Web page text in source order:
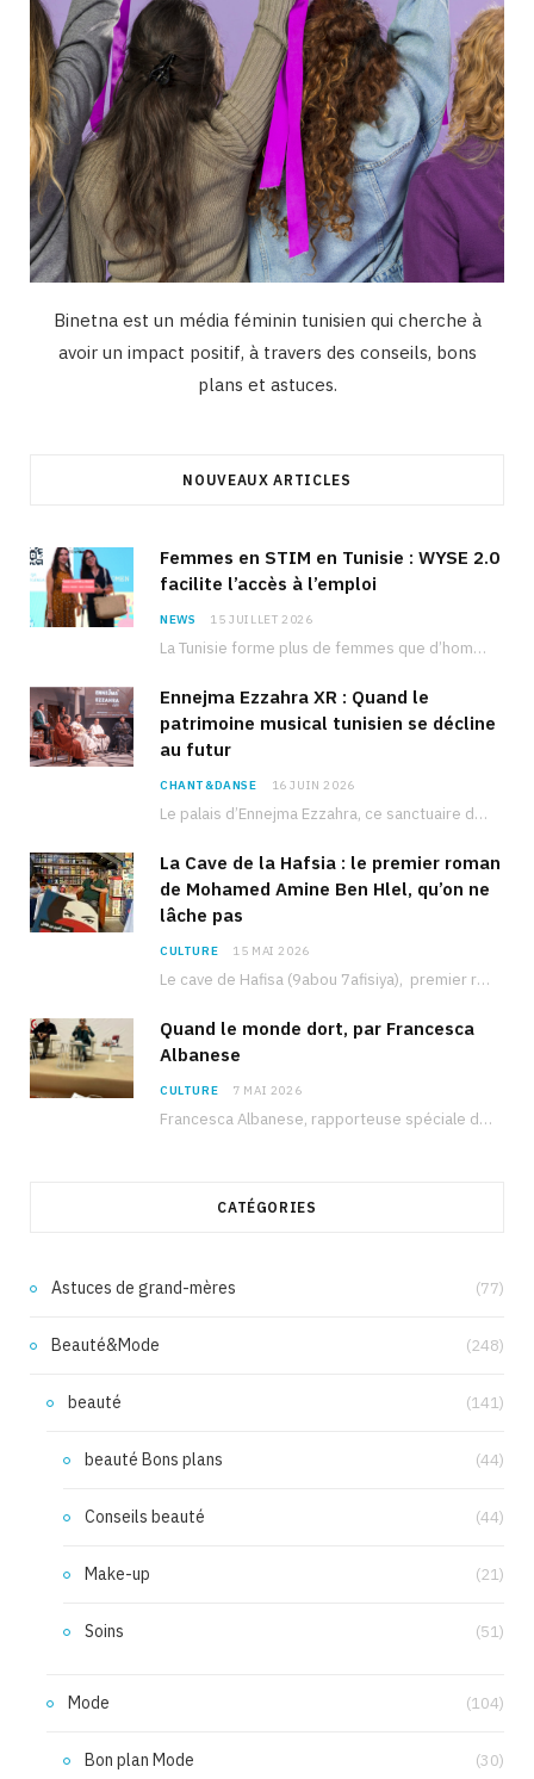
Binetna est un média féminin tunisien qui cherche à
avoir un impact positif, à travers des conseils, bons
plans et astuces.
NOUVEAUX ARTICLES
Femmes en STIM en Tunisie : WYSE 2.0
facilite l’accès à l’emploi
NEWS 15 JUILLET 2026
La Tunisie forme plus de femmes que d’hommes dans les filières scientifiques. Pourtant, pour beaucoup…
Ennejma Ezzahra XR : Quand le
patrimoine musical tunisien se décline
au futur
CHANT&DANSE 16 JUIN 2026
Le palais d’Ennejma Ezzahra, ce sanctuaire de la musique tunisienne et méditerranéenne construit par le…
La Cave de la Hafsia : le premier roman
de Mohamed Amine Ben Hlel, qu’on ne
lâche pas
CULTURE 15 MAI 2026
Le cave de Hafisa (9abou 7afisiya), premier roman du journaliste tunisien Mohamed Amine Ben Hlel,…
Quand le monde dort, par Francesca
Albanese
CULTURE 7 MAI 2026
Francesca Albanese, rapporteuse spéciale de l’ONU sur les territoires palestiniens occupés, était à Tunis pour…
CATÉGORIES
Astuces de grand-mères (77)
Beauté&Mode (248)
beauté (141)
beauté Bons plans (44)
Conseils beauté (44)
Make-up (21)
Soins (51)
Mode (104)
Bon plan Mode (30)